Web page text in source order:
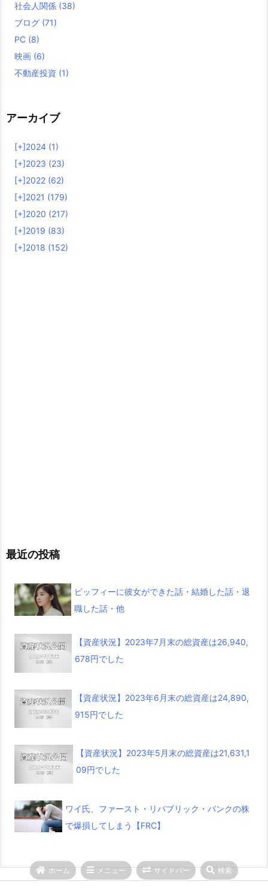
社会人関係 (38)
ブログ (71)
PC (8)
映画 (6)
不動産投資 (1)
アーカイブ
[+]2024 (1)
[+]2023 (23)
[+]2022 (62)
[+]2021 (179)
[+]2020 (217)
[+]2019 (83)
[+]2018 (152)
最近の投稿
ピッフィーに彼女ができた話・結婚した話・退
職した話・他
【資産状況】2023年7月末の総資産は26,940,
678円でした
【資産状況】2023年6月末の総資産は24,890,
915円でした
【資産状況】2023年5月末の総資産は21,631,1
09円でした
ワイ氏、ファースト・リパブリック・バンクの株
で爆損してしまう【FRC】
ホーム メニュー サイドバー 検索